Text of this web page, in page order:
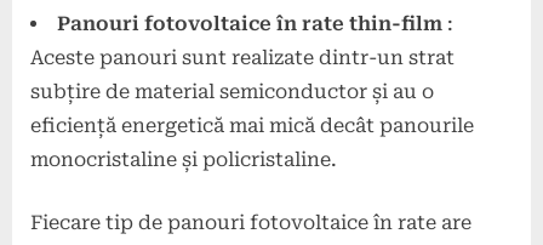
Panouri fotovoltaice în rate thin-film :
Aceste panouri sunt realizate dintr-un strat
subțire de material semiconductor și au o
eficiență energetică mai mică decât panourile
monocristaline și policristaline.
Fiecare tip de panouri fotovoltaice în rate are